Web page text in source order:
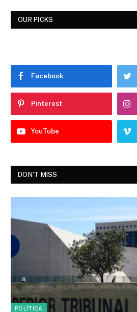
OUR PICKS
Facebook
Pinterest
YouTube
DON'T MISS
POLÍTICA